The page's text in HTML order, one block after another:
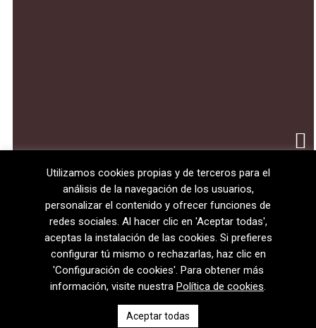
08720 Vilafranca del Penedès · General Prim 5, 2n · Barcelona
+34 938 170 417 · F+34 938 170 301
Utilizamos cookies propias y de terceros para el
análisis de la navegación de los usuarios,
personalizar el contenido y ofrecer funciones de
redes sociales. Al hacer clic en 'Aceptar todas',
aceptas la instalación de las cookies. Si prefieres
configurar tú mismo o rechazarlas, haz clic en
'Configuración de cookies'. Para obtener más
información, visite nuestra Política de cookies.
Aceptar todas